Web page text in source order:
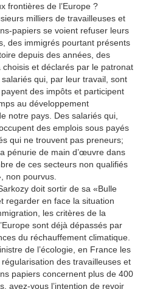
frontières de l’Europe ?
milliers de travailleuses et
papiers se voient refuser leurs
des immigrés pourtant présents
depuis des années, des
choisis et déclarés par le patronat
qui, par leur travail, sont
des impôts et participent
au développement
notre pays. Des salariés qui,
des emplois sous payés
qui ne trouvent pas preneurs;
pénurie de main d’œuvre dans
de ces secteurs non qualifiés
non pourvus.
doit sortir de sa «Bulle
regarder en face la situation
les critères de la
sont déjà dépassés par
du réchauffement climatique.
de l’écologie, en France les
des travailleuses et
papiers concernent plus de 400
avez-vous l’intention de revoir